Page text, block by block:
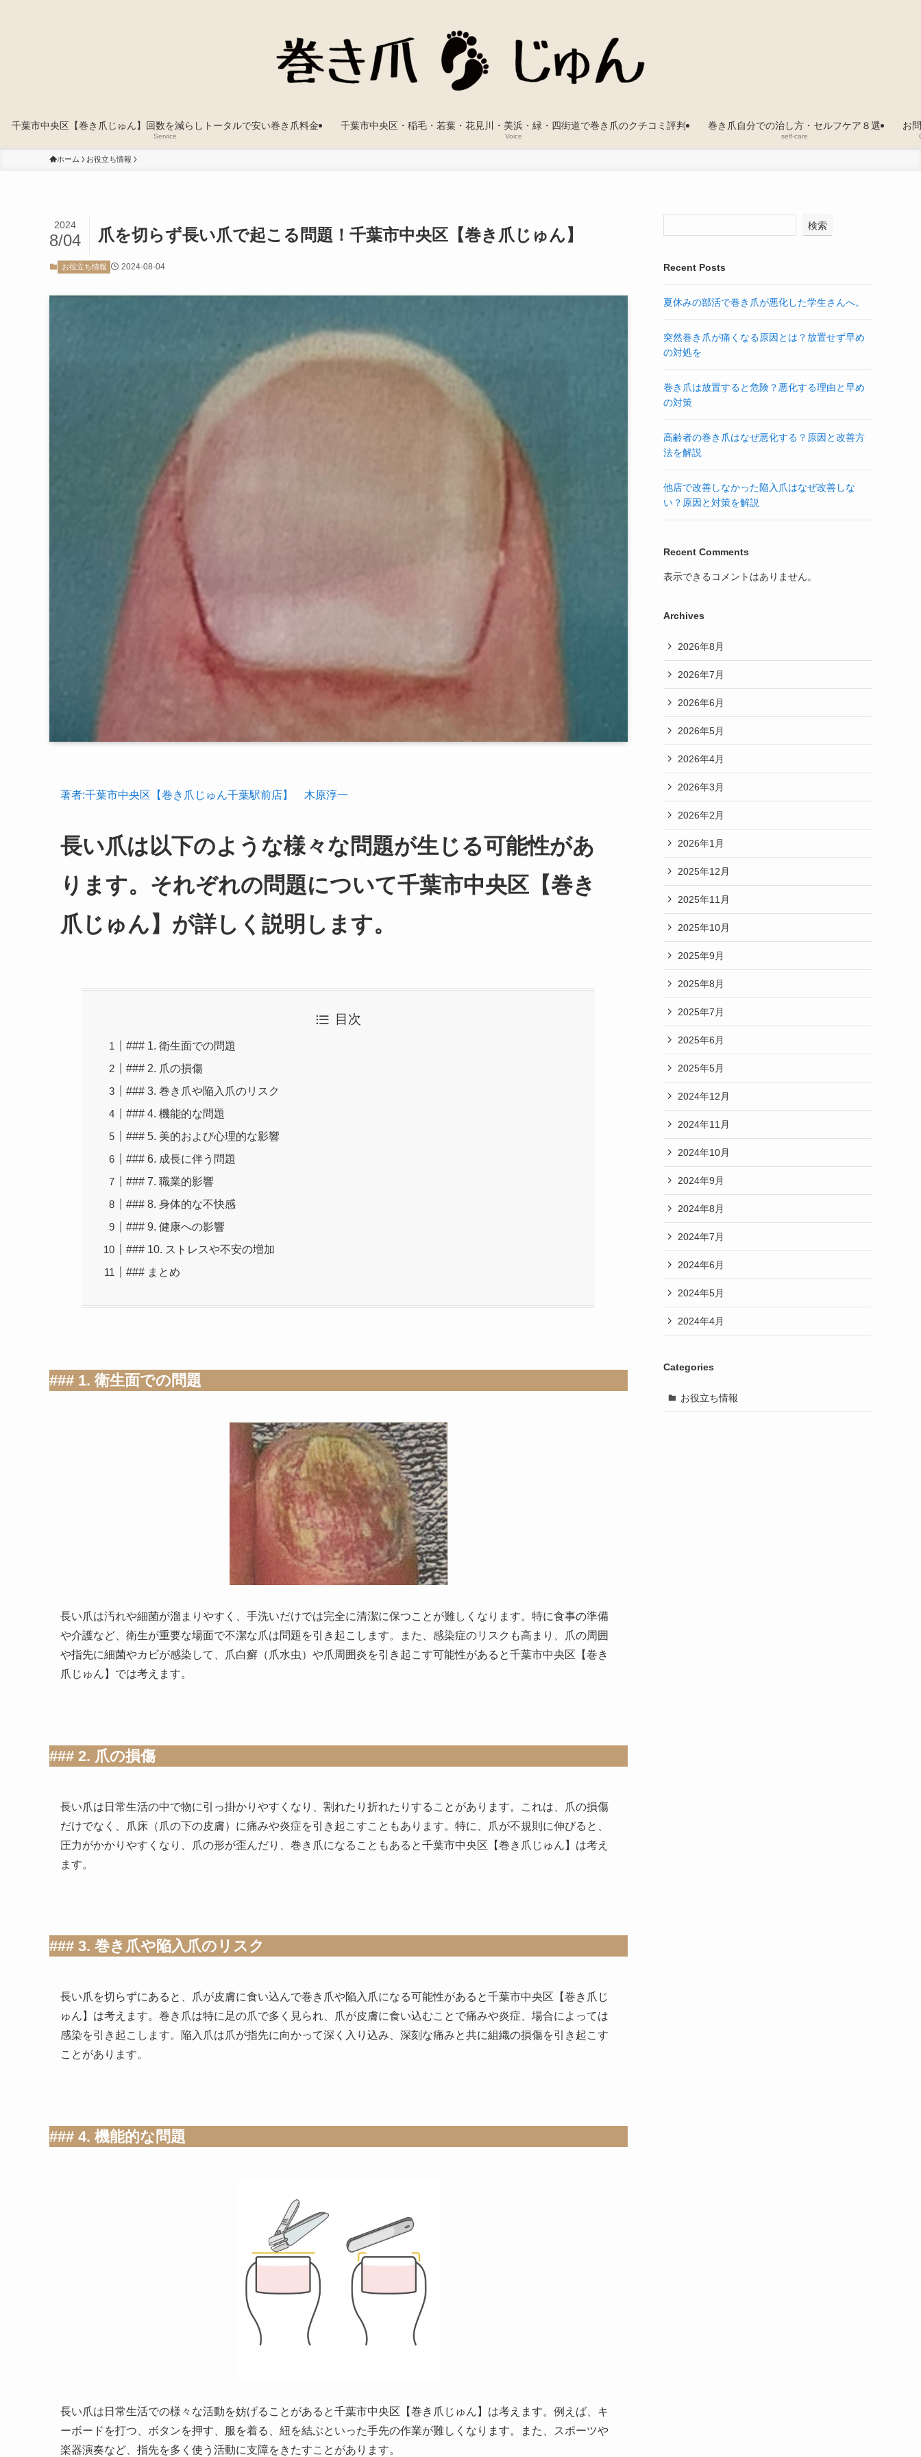
千葉市中央区【巻き爪じゅん】回数を減らしトータルで安い巻き爪料金
Service
千葉市中央区・稲毛・若葉・花見川・美浜・緑・四街道で巻き爪のクチコミ評判
Voice
巻き爪自分での治し方・セルフケア８選
self-care
お
ホーム お役立ち情報
爪を切らず長い爪で起こる問題！千葉市中央区【巻き爪じゅん】
2024
8/04
お役立ち情報 2024-08-04
著者:千葉市中央区【巻き爪じゅん千葉駅前店】 木原淳一
長い爪は以下のような様々な問題が生じる可能性があ
ります。それぞれの問題について千葉市中央区【巻き
爪じゅん】が詳しく説明します。
目次
### 1. 衛生面での問題
### 2. 爪の損傷
### 3. 巻き爪や陥入爪のリスク
### 4. 機能的な問題
### 5. 美的および心理的な影響
### 6. 成長に伴う問題
### 7. 職業的影響
### 8. 身体的な不快感
### 9. 健康への影響
### 10. ストレスや不安の増加
### まとめ
### 1. 衛生面での問題
長い爪は汚れや細菌が溜まりやすく、手洗いだけでは完全に清潔に保つことが難しくなります。特に食事の準備
や介護など、衛生が重要な場面で不潔な爪は問題を引き起こします。また、感染症のリスクも高まり、爪の周囲
や指先に細菌やカビが感染して、爪白癬（爪水虫）や爪周囲炎を引き起こす可能性があると千葉市中央区【巻き
爪じゅん】では考えます。
### 2. 爪の損傷
長い爪は日常生活の中で物に引っ掛かりやすくなり、割れたり折れたりすることがあります。これは、爪の損傷
だけでなく、爪床（爪の下の皮膚）に痛みや炎症を引き起こすこともあります。特に、爪が不規則に伸びると、
圧力がかかりやすくなり、爪の形が歪んだり、巻き爪になることもあると千葉市中央区【巻き爪じゅん】は考え
ます。
### 3. 巻き爪や陥入爪のリスク
長い爪を切らずにあると、爪が皮膚に食い込んで巻き爪や陥入爪になる可能性があると千葉市中央区【巻き爪じ
ゅん】は考えます。巻き爪は特に足の爪で多く見られ、爪が皮膚に食い込むことで痛みや炎症、場合によっては
感染を引き起こします。陥入爪は爪が指先に向かって深く入り込み、深刻な痛みと共に組織の損傷を引き起こす
ことがあります。
### 4. 機能的な問題
長い爪は日常生活での様々な活動を妨げることがあると千葉市中央区【巻き爪じゅん】は考えます。例えば、キ
ーボードを打つ、ボタンを押す、服を着る、紐を結ぶといった手先の作業が難しくなります。また、スポーツや
楽器演奏など、指先を多く使う活動に支障をきたすことがあります。
検索
Recent Posts
夏休みの部活で巻き爪が悪化した学生さんへ。
突然巻き爪が痛くなる原因とは？放置せず早め
の対処を
巻き爪は放置すると危険？悪化する理由と早め
の対策
高齢者の巻き爪はなぜ悪化する？原因と改善方
法を解説
他店で改善しなかった陥入爪はなぜ改善しな
い？原因と対策を解説
Recent Comments
表示できるコメントはありません。
Archives
2026年8月
2026年7月
2026年6月
2026年5月
2026年4月
2026年3月
2026年2月
2026年1月
2025年12月
2025年11月
2025年10月
2025年9月
2025年8月
2025年7月
2025年6月
2025年5月
2024年12月
2024年11月
2024年10月
2024年9月
2024年8月
2024年7月
2024年6月
2024年5月
2024年4月
Categories
お役立ち情報